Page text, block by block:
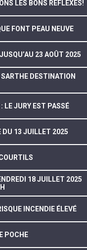
LES BONS RÉFLEXES!
FONT PEAU NEUVE
23 AOÛT 2025
DESTINATION
LE JURY EST PASSÉ
DU 13 JUILLET 2025
18 JUILLET 2025
INCENDIE ÉLEVÉ
POCHE